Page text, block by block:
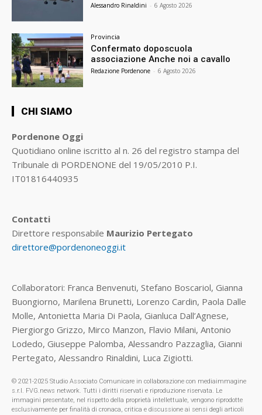
Alessandro Rinaldini - 6 Agosto 2026
Provincia
Confermato doposcuola
associazione Anche noi a cavallo
Redazione Pordenone - 6 Agosto 2026
CHI SIAMO
Pordenone Oggi
Quotidiano online iscritto al n. 26 del registro stampa del
Tribunale di PORDENONE del 19/05/2010 P.I.
IT01816440935
Contatti
Direttore responsabile Maurizio Pertegato
direttore@pordenoneoggi.it
Collaboratori: Franca Benvenuti, Stefano Boscariol, Gianna
Buongiorno, Marilena Brunetti, Lorenzo Cardin, Paola Dalle
Molle, Antonietta Maria Di Paola, Gianluca Dall’Agnese,
Piergiorgo Grizzo, Mirco Manzon, Flavio Milani, Antonio
Lodedo, Giuseppe Palomba, Alessandro Pazzaglia, Gianni
Pertegato, Alessandro Rinaldini, Luca Zigiotti.
© 2021-2025 Studio Associato Comunicare in collaborazione con mediaimmagine
s.r.l. FVG.news network. Tutti i diritti riservati e riproduzione riservata. Le
immagini presentate, nel rispetto della proprietà intellettuale, vengono riprodotte
esclusivamente per finalità di cronaca, critica e discussione ai sensi degli articoli